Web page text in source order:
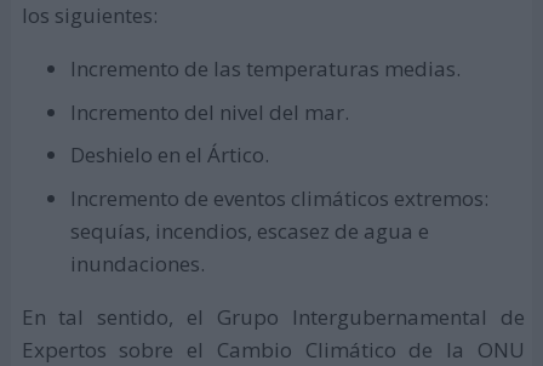
los siguientes:
Incremento de las temperaturas medias.
Incremento del nivel del mar.
Deshielo en el Ártico.
Incremento de eventos climáticos extremos:
sequías, incendios, escasez de agua e
inundaciones.
En tal sentido, el Grupo Intergubernamental de
Expertos sobre el Cambio Climático de la ONU